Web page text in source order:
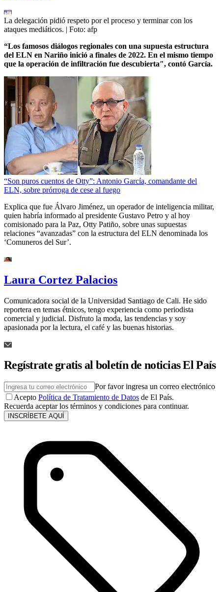
La delegación pidió respeto por el proceso y terminar con los
ataques mediáticos. | Foto: afp
“Los famosos diálogos regionales con una supuesta estructura
del ELN en Nariño inició a finales de 2022. En el mismo tiempo
que la operación de infiltración fue descubierta″, contó García.
“Son puros cuentos de Otty”: Antonio García, comandante del
ELN, sobre prórroga de cese al fuego
Explica que fue Álvaro Jiménez, un operador de inteligencia militar,
quien habría informado al presidente Gustavo Petro y al hoy
comisionado para la Paz, Otty Patiño, sobre unas supuestas
relaciones “avanzadas” con la estructura del ELN denominada los
‘Comuneros del Sur’.
Laura Cortez Palacios
Comunicadora social de la Universidad Santiago de Cali. He sido
reportera en temas étnicos, tengo experiencia como periodista
comercial y judicial. Disfruto la moda, las tendencias y soy
apasionada por la lectura, el café y las buenas historias.
Regístrate gratis al boletín de noticias El País
Por favor ingresa un correo electrónico
Acepto Política de Tratamiento de Datos de El País.
Recuerda aceptar los términos y condiciones para continuar.
INSCRÍBETE AQUÍ